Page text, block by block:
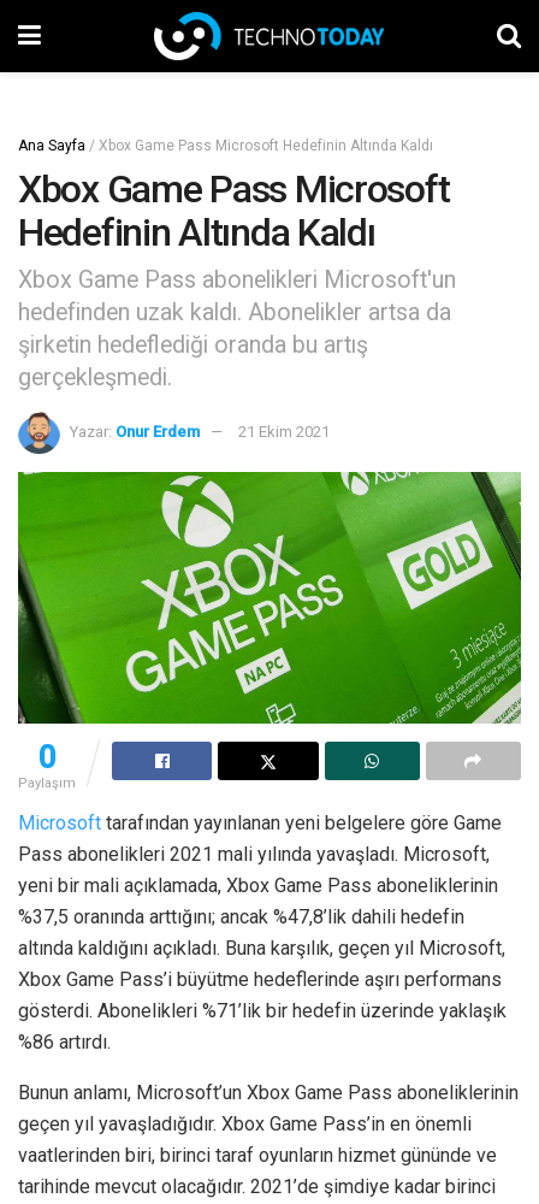
Ana Sayfa / Xbox Game Pass Microsoft Hedefinin Altında Kaldı
Xbox Game Pass Microsoft
Hedefinin Altında Kaldı
Xbox Game Pass abonelikleri Microsoft'un
hedefinden uzak kaldı. Abonelikler artsa da
şirketin hedeflediği oranda bu artış
gerçekleşmedi.
Yazar: Onur Erdem 21 Ekim 2021
0
Paylaşım
Microsoft tarafından yayınlanan yeni belgelere göre Game
Pass abonelikleri 2021 mali yılında yavaşladı. Microsoft,
yeni bir mali açıklamada, Xbox Game Pass aboneliklerinin
%37,5 oranında arttığını; ancak %47,8’lik dahili hedefin
altında kaldığını açıkladı. Buna karşılık, geçen yıl Microsoft,
Xbox Game Pass’i büyütme hedeflerinde aşırı performans
gösterdi. Abonelikleri %71’lik bir hedefin üzerinde yaklaşık
%86 artırdı.
Bunun anlamı, Microsoft’un Xbox Game Pass aboneliklerinin
geçen yıl yavaşladığıdır. Xbox Game Pass’in en önemli
vaatlerinden biri, birinci taraf oyunların hizmet gününde ve
tarihinde mevcut olacağıdır. 2021’de şimdiye kadar birinci